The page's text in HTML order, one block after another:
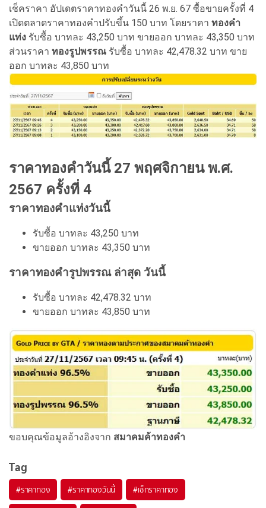
เช็คราคา อัปเดตราคาทองคำวันนี้ 26 พ.ย. 67 ซื้อขายครั้งที่ 4
เปิดตลาดราคาทองคำปรับขึ้น 150 บาท โดยราคา ทองคำ
แท่ง รับซื้อ บาทละ 43,250 บาท ขายออก บาทละ 43,350 บาท
ส่วนราคา ทองรูปพรรณ รับซื้อ บาทละ 42,478.32 บาท ขาย
ออก บาทละ 43,850 บาท
ราคาทองคำวันนี้ 27 พฤศจิกายน พ.ศ.
2567 ครั้งที่ 4
ราคาทองคำแท่งวันนี้
รับซื้อ บาทละ 43,250 บาท
ขายออก บาทละ 43,350 บาท
ราคาทองคำรูปพรรณ ล่าสุด วันนี้
รับซื้อ บาทละ 42,478.32 บาท
ขายออก บาทละ 43,850 บาท
ขอบคุณข้อมูลอ้างอิงจาก สมาคมค้าทองคำ
Tag
#ราคาทอง #ราคาทองวันนี้ #เช็กราคาทอง